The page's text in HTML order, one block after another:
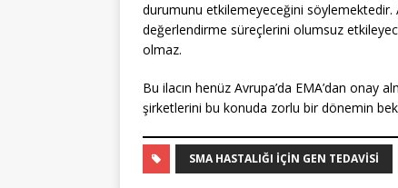
durumunu etkilemeyeceğini söylemektedir.
değerlendirme süreçlerini olumsuz
olmaz.
Bu ilacın henüz Avrupa’da EMA’dan onay
şirketlerini bu konuda zorlu bir dönemin
SMA HASTALIĞI IÇIN GEN TEDAVISI